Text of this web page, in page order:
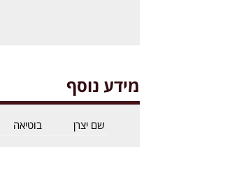
מידע נוסף
שם יצרן בוטיאה